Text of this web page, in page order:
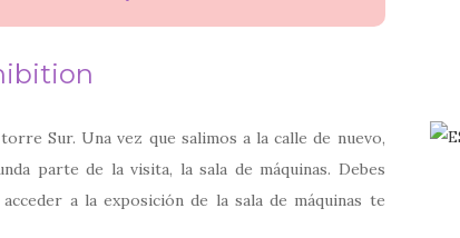
Sur. Una vez que salimos a la calle de nuevo,
parte de la visita, la sala de máquinas. Debes
a la exposición de la sala de máquinas te